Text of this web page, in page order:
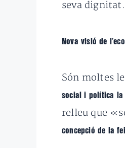
seva
Nova visió de
Són moltes
social i política la
relleu que
concepció de la